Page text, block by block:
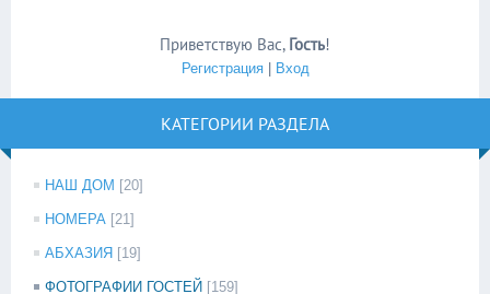
Приветствую Вас, Гость!
Регистрация| Вход
КАТЕГОРИИ РАЗДЕЛА
НАШ ДОМ [20]
НОМЕРА [21]
АБХАЗИЯ [19]
ФОТОГРАФИИ ГОСТЕЙ [159]